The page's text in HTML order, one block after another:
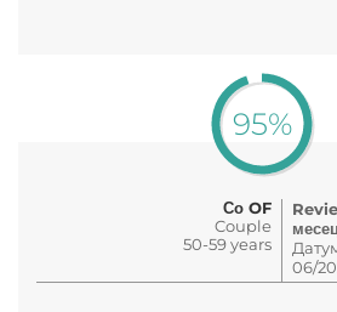
95%
Со OF
Couple
50-59 years
06/